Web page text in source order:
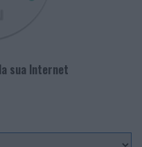
sua Internet